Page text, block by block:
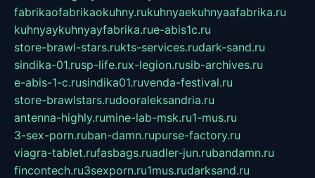
fabrikaofabrikaokuhny.rukuhnyaekuhnyaafabrika.ru
kuhnyaykuhnyayfabrika.rue-abis1c.ru
store-brawl-stars.rukts-services.rudark-sand.ru
sindika-01.rusp-life.rux-legion.rusib-archives.ru
e-abis-1-c.rusindika01.ruvenda-festival.ru
store-brawlstars.rudooraleksandria.ru
antenna-highly.rumine-lab-msk.ru1-mus.ru
3-sex-porn.ruban-damn.rupurse-factory.ru
viagra-tablet.rufasbags.ruadler-jun.rubandamn.ru
fincontech.ru3sexporn.ru1mus.rudarksand.ru